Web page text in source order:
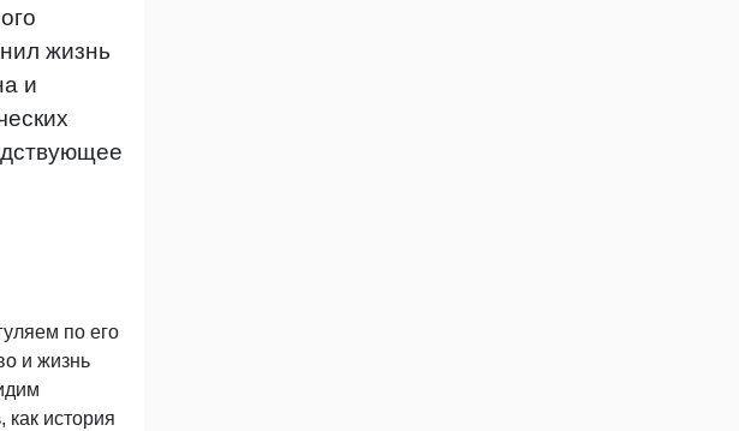
жизнь
и
по его
и жизнь
как история